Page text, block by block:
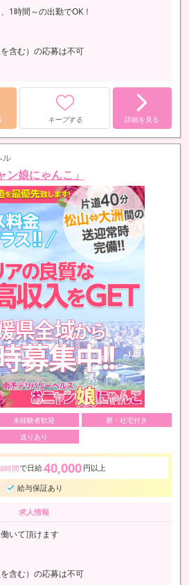
1時間～の出勤でOK！
含む）の応募は不可
キープする 詳細を見る
ル
娘にゃんこ」
未経験者歓迎
寮・社宅付き
送りあり
8時間で日給40,000 円以上
給与保証あり
求人情報
いて頂けます
含む）の応募は不可